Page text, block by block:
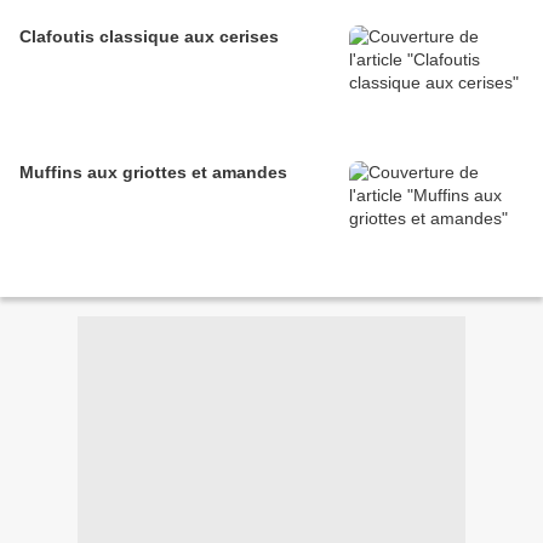
Clafoutis classique aux cerises
Muffins aux griottes et amandes